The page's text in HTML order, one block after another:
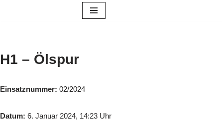
H1 – Ölspur
Einsatznummer: 02/2024
Datum: 6. Januar 2024, 14:23 Uhr